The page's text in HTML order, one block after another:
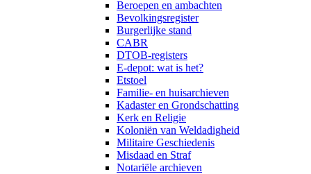
Beroepen en ambachten
Bevolkingsregister
Burgerlijke stand
CABR
DTOB-registers
E-depot: wat is het?
Etstoel
Familie- en huisarchieven
Kadaster en Grondschatting
Kerk en Religie
Koloniën van Weldadigheid
Militaire Geschiedenis
Misdaad en Straf
Notariële archieven